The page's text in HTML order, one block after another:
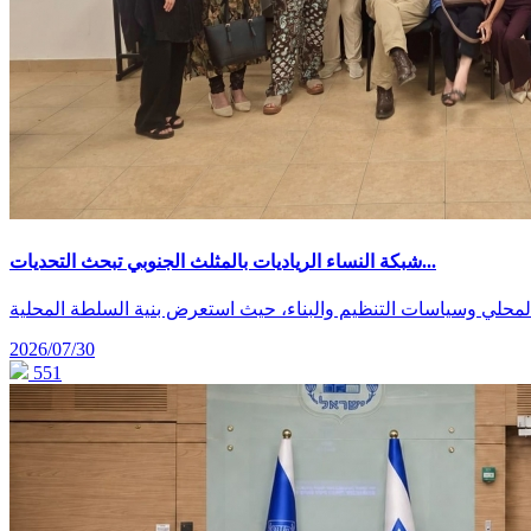
شبكة النساء الرياديات بالمثلث الجنوبي تبحث التحديات...
2026/07/30
551